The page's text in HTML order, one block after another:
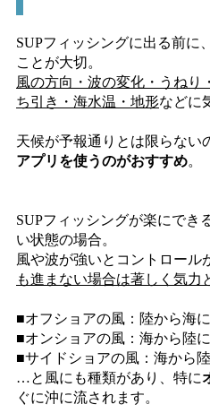
SUPフィッシングに出る前に
ことが大切。
風の方向・波の変化・うねり
ち引き・海水温・地形などに
天候が予報通りとは限らない
アプリを使うのがおすすめ。
SUPフィッシングが楽にでき
い状態の場合。
風や波が強いとコントロール
も進まない場合は著しく気力
■オフショアの風：陸から海
■オンショアの風：海から陸
■サイドショアの風：海から
…と風にも種類があり、特に
ぐに沖に流されます。